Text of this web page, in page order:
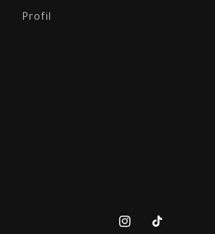
Profil
انستجرام
تيك